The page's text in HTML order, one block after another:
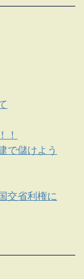
！
で儲けよう
交省利権に